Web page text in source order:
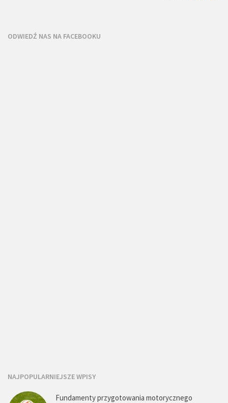
ODWIEDŹ NAS NA FACEBOOKU
NAJPOPULARNIEJSZE WPISY
Fundamenty przygotowania motorycznego